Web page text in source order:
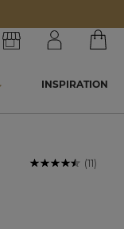
INSPIRATION
(11)